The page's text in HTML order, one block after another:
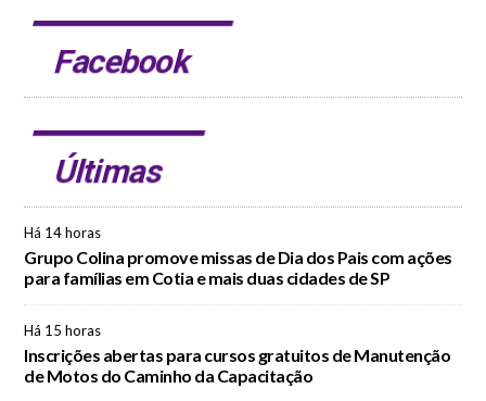
Facebook
Últimas
Há 14 horas
Grupo Colina promove missas de Dia dos Pais com ações
para famílias em Cotia e mais duas cidades de SP
Há 15 horas
Inscrições abertas para cursos gratuitos de Manutenção
de Motos do Caminho da Capacitação